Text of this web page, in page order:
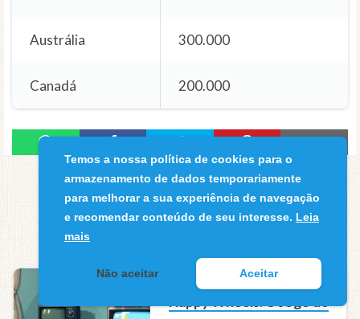
Austrália 300.000
Canadá 200.000
Temos a nossa política de cookies para o
armazenamento de dados temporariamente
para melhorar a sua experiência de navegação
e recomendar conteúdo de seu interesse. Leia
mais
Não aceitar Aceitar